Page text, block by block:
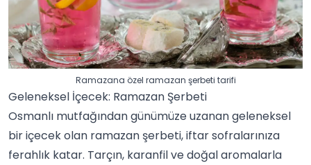
Ramazana özel ramazan şerbeti tarifi
Geleneksel İçecek: Ramazan Şerbeti
Osmanlı mutfağından günümüze uzanan geleneksel
bir içecek olan ramazan şerbeti, iftar sofralarınıza
ferahlık katar. Tarçın, karanfilve doğal aromalarla